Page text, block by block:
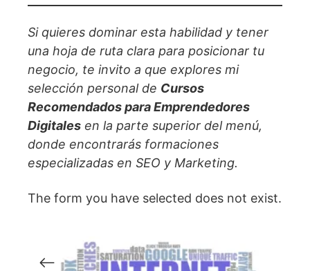
Si quieres dominar esta habilidad y tener
una hoja de ruta clara para posicionar tu
negocio, te invito a que explores mi
selección personal de Cursos
Recomendados para Emprendedores
Digitales en la parte superior del menú,
donde encontrarás formaciones
especializadas en SEO y Marketing.
The form you have selected does not exist.